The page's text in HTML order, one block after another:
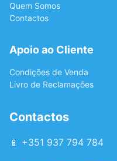
Quem Somos
Contactos
Apoio ao Cliente
Condições de Venda
Livro de Reclamações
Contactos
📱 +351 937 794 784